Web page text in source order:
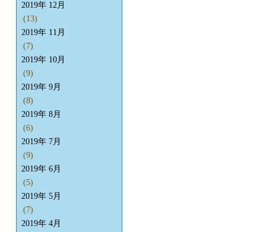
2019年 12月
(13)
2019年 11月
(7)
2019年 10月
(9)
2019年 9月
(8)
2019年 8月
(6)
2019年 7月
(9)
2019年 6月
(5)
2019年 5月
(7)
2019年 4月